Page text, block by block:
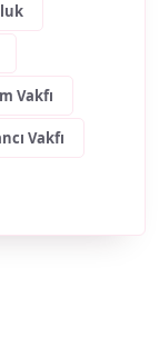
Vakfı
Vakfı